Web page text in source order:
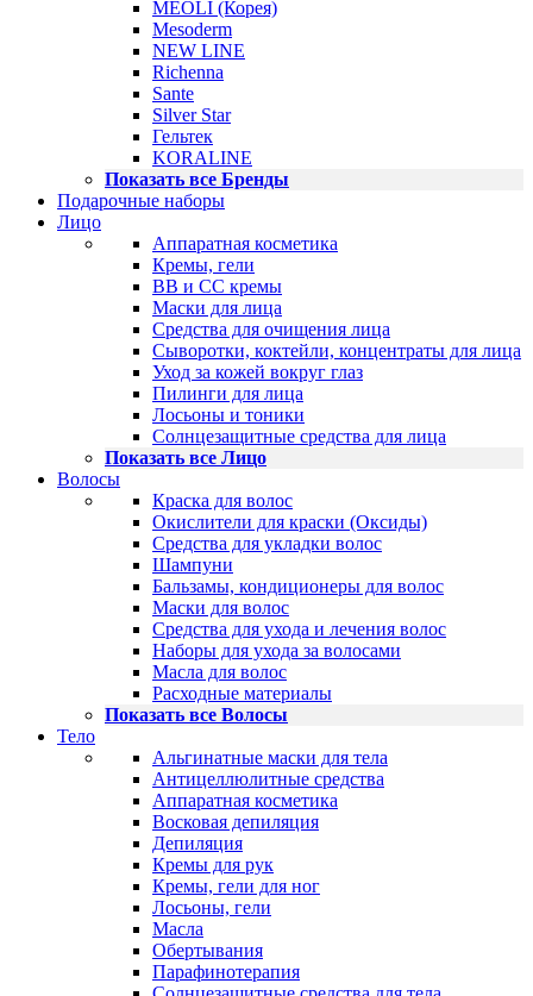
MEOLI (Корея)
Mesoderm
NEW LINE
Richenna
Sante
Silver Star
Гельтек
KORALINE
Показать все Бренды
Подарочные наборы
Лицо
Аппаратная косметика
Кремы, гели
BB и CC кремы
Маски для лица
Средства для очищения лица
Сыворотки, коктейли, концентраты для лица
Уход за кожей вокруг глаз
Пилинги для лица
Лосьоны и тоники
Солнцезащитные средства для лица
Показать все Лицо
Волосы
Краска для волос
Окислители для краски (Оксиды)
Средства для укладки волос
Шампуни
Бальзамы, кондиционеры для волос
Маски для волос
Средства для ухода и лечения волос
Наборы для ухода за волосами
Масла для волос
Расходные материалы
Показать все Волосы
Тело
Альгинатные маски для тела
Антицеллюлитные средства
Аппаратная косметика
Восковая депиляция
Депиляция
Кремы для рук
Кремы, гели для ног
Лосьоны, гели
Масла
Обертывания
Парафинотерапия